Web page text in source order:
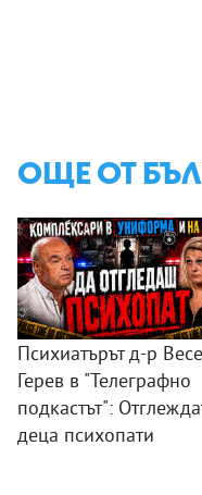
ОЩЕ ОТ
Психиатърът д-р
Герев в "Телеграфно
подкастът":
деца психопати